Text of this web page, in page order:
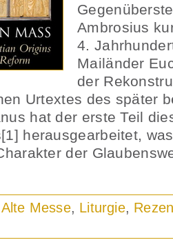
Ambrosius
4.
Mailänder
der
Urtextes des später
hat der erste Teil
herausgearbeitet,
der
Alte Messe, Liturgie,